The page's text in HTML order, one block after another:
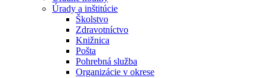
Úrady a inštitúcie
Školstvo
Zdravotníctvo
Knižnica
Pošta
Pohrebná služba
Organizácie v okrese